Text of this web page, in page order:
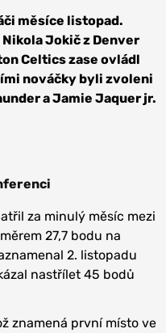
měsíce listopad.
Jokič z Denver
Celtics zase ovládl
nováčky byli zvoleni
a Jamie Jaquer jr.
za minulý měsíc mezi
27,7 bodu na
2. listopadu
nastřílet 45 bodů
znamená první místo ve